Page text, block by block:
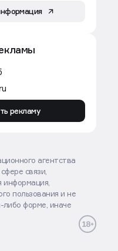
рекламу
агентства
связи,
информация,
пользования и не
форме, иначе